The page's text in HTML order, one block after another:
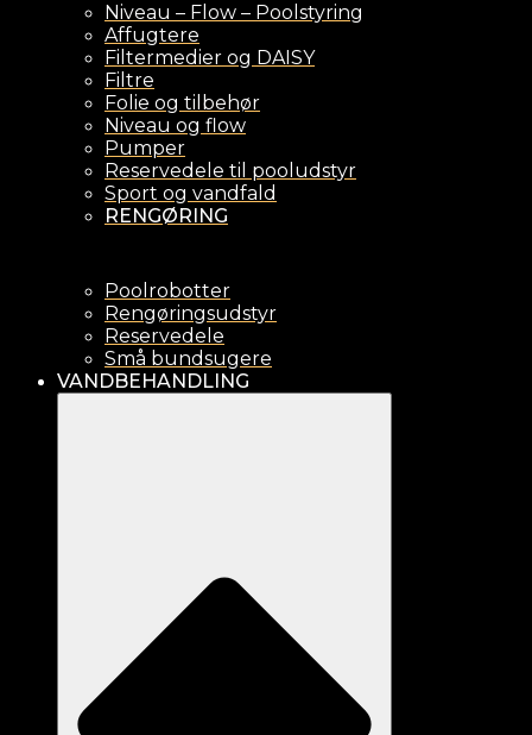
Niveau – Flow – Poolstyring
Affugtere
Filtermedier og DAISY
Filtre
Folie og tilbehør
Niveau og flow
Pumper
Reservedele til pooludstyr
Sport og vandfald
RENGØRING
Poolrobotter
Rengøringsudstyr
Reservedele
Små bundsugere
VANDBEHANDLING